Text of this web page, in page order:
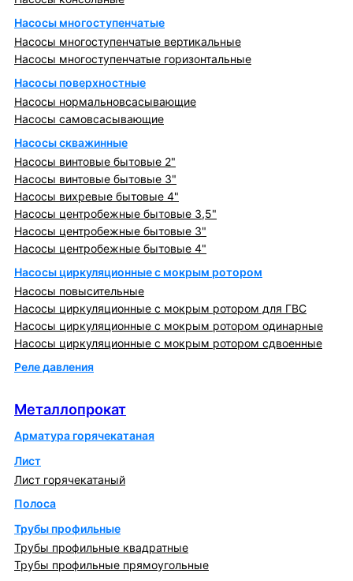
Насосы многоступенчатые
Насосы многоступенчатые вертикальные
Насосы многоступенчатые горизонтальные
Насосы поверхностные
Насосы нормальновсасывающие
Насосы самовсасывающие
Насосы скважинные
Насосы винтовые бытовые 2"
Насосы винтовые бытовые 3"
Насосы вихревые бытовые 4"
Насосы центробежные бытовые 3,5"
Насосы центробежные бытовые 3"
Насосы центробежные бытовые 4"
Насосы циркуляционные с мокрым ротором
Насосы повысительные
Насосы циркуляционные с мокрым ротором для ГВС
Насосы циркуляционные с мокрым ротором одинарные
Насосы циркуляционные с мокрым ротором сдвоенные
Реле давления
Металлопрокат
Арматура горячекатаная
Лист
Лист горячекатаный
Полоса
Трубы профильные
Трубы профильные квадратные
Трубы профильные прямоугольные